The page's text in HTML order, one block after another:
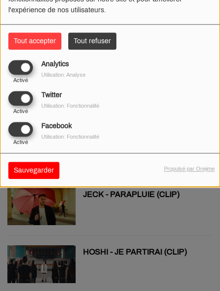
l'expérience de nos utilisateurs.
Tout accepter Tout refuser
Analytics
Activé
Utilisation: Analyse
Twitter
Activé
Utilisation: Fonctionnalité
Facebook
Activé
Utilisation: Fonctionnalité
Sauvegarder Propulsé par Orejime
BENSON BOONE - BEAUTIFUL
LOREEN - IS IT LOVE (CLIP)
JECK - PARAPLUIE (CLIP)
HOSHI - JE PARTIRAI (CLIP)